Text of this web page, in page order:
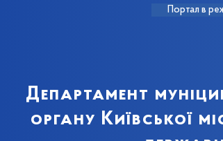
Портал в
Департамент
органу Київської